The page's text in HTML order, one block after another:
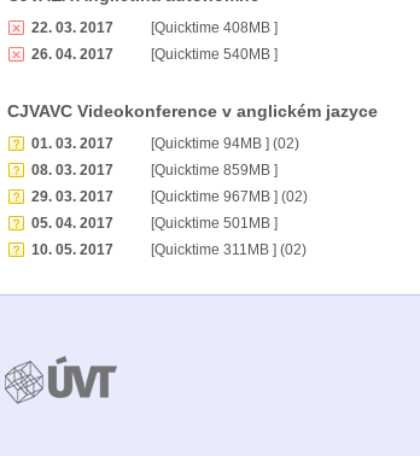
22. 03. 2017
[Quicktime 408MB ]
26. 04. 2017
[Quicktime 540MB ]
CJVAVC Videokonference v anglickém jazyce
01. 03. 2017
[Quicktime 94MB ] (02)
08. 03. 2017
[Quicktime 859MB ]
29. 03. 2017
[Quicktime 967MB ] (02)
05. 04. 2017
[Quicktime 501MB ]
10. 05. 2017
[Quicktime 311MB ] (02)